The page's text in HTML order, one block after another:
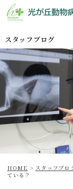
スタッフブログ
HOME > スタッフブロ
ている？